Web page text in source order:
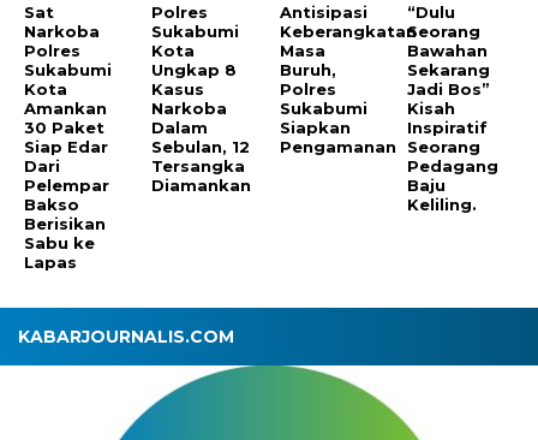
Sat
Narkoba
Polres
Sukabumi
Kota
Amankan
30 Paket
Siap Edar
Dari
Pelempar
Bakso
Berisikan
Sabu ke
Lapas
Polres
Sukabumi
Kota
Ungkap 8
Kasus
Narkoba
Dalam
Sebulan, 12
Tersangka
Diamankan
Antisipasi
Keberangkatan
Masa
Buruh,
Polres
Sukabumi
Siapkan
Pengamanan
“Dulu
Seorang
Bawahan
Sekarang
Jadi Bos”
Kisah
Inspiratif
Seorang
Pedagang
Baju
Keliling.
KABARJOURNALIS.COM